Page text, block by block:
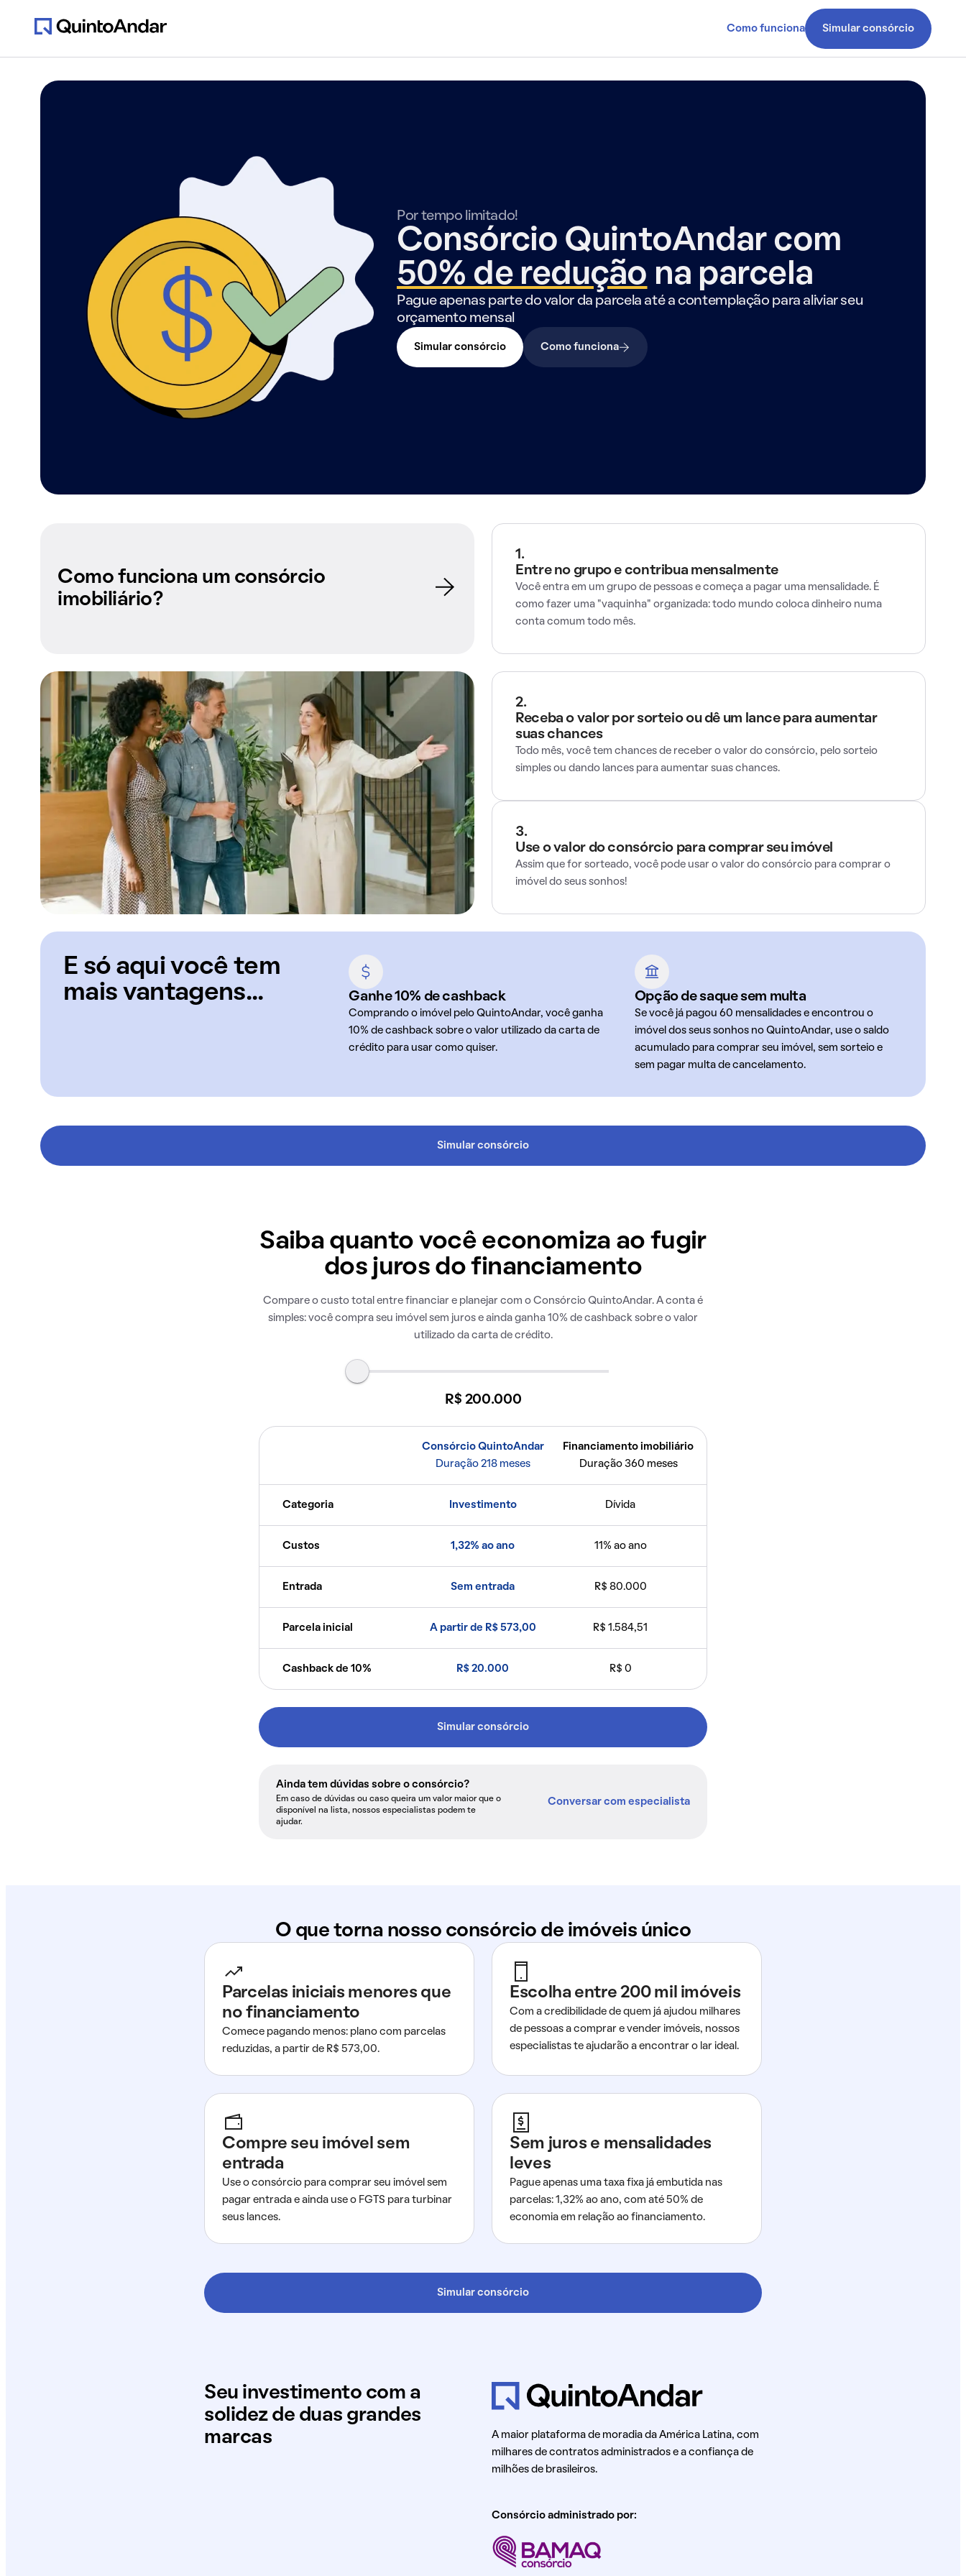
Como funciona Simular consórcio
Por tempo limitado!
Consórcio QuintoAndar com
50% de redução na parcela
Pague apenas parte do valor da parcela até a contemplação para aliviar seu
orçamento mensal
Simular consórcio Como funciona
Como funciona um consórcio
imobiliário?
1.
Entre no grupo e contribua mensalmente
Você entra em um grupo de pessoas e começa a pagar uma mensalidade. É
como fazer uma "vaquinha" organizada: todo mundo coloca dinheiro numa
conta comum todo mês.
2.
Receba o valor por sorteio ou dê um lance para aumentar
suas chances
Todo mês, você tem chances de receber o valor do consórcio, pelo sorteio
simples ou dando lances para aumentar suas chances.
3.
Use o valor do consórcio para comprar seu imóvel
Assim que for sorteado, você pode usar o valor do consórcio para comprar o
imóvel do seus sonhos!
E só aqui você tem
mais vantagens...
Ganhe 10% de cashback
Comprando o imóvel pelo QuintoAndar, você ganha
10% de cashback sobre o valor utilizado da carta de
crédito para usar como quiser.
Opção de saque sem multa
Se você já pagou 60 mensalidades e encontrou o
imóvel dos seus sonhos no QuintoAndar, use o saldo
acumulado para comprar seu imóvel, sem sorteio e
sem pagar multa de cancelamento.
Simular consórcio
Saiba quanto você economiza ao fugir
dos juros do financiamento
Compare o custo total entre financiar e planejar com o Consórcio QuintoAndar. A conta é
simples: você compra seu imóvel sem juros e ainda ganha 10% de cashback sobre o valor
utilizado da carta de crédito.
R$ 200.000
Consórcio QuintoAndar
Duração 218 meses
Financiamento imobiliário
Duração 360 meses
Categoria Investimento Dívida
Custos 1,32% ao ano 11% ao ano
Entrada Sem entrada R$ 80.000
Parcela inicial A partir de R$ 573,00 R$ 1.584,51
Cashback de 10% R$ 20.000 R$ 0
Simular consórcio
Ainda tem dúvidas sobre o consórcio?
Em caso de dúvidas ou caso queira um valor maior que o
disponível na lista, nossos especialistas podem te
ajudar.
Conversar com especialista
O que torna nosso consórcio de imóveis único
Parcelas iniciais menores que
no financiamento
Comece pagando menos: plano com parcelas
reduzidas, a partir de R$ 573,00.
Escolha entre 200 mil imóveis
Com a credibilidade de quem já ajudou milhares
de pessoas a comprar e vender imóveis, nossos
especialistas te ajudarão a encontrar o lar ideal.
Compre seu imóvel sem
entrada
Use o consórcio para comprar seu imóvel sem
pagar entrada e ainda use o FGTS para turbinar
seus lances.
Sem juros e mensalidades
leves
Pague apenas uma taxa fixa já embutida nas
parcelas: 1,32% ao ano, com até 50% de
economia em relação ao financiamento.
Simular consórcio
Seu investimento com a
solidez de duas grandes
marcas
A maior plataforma de moradia da América Latina, com
milhares de contratos administrados e a confiança de
milhões de brasileiros.
Consórcio administrado por: